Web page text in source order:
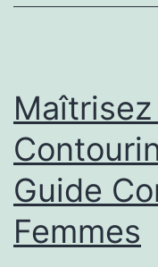
Maîtrisez
Guide
Femmes